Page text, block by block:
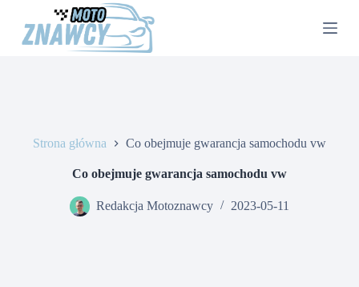
Strona główna Co obejmuje gwarancja samochodu vw
Co obejmuje gwarancja samochodu vw
Redakcja Motoznawcy 2023-05-11